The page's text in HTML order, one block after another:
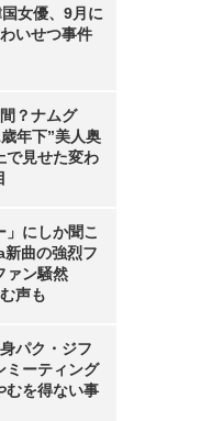
女優、9月に
いせつ事件
？ナムグ
年下”美人奥
で見せた変わ
」にしか聞こ
曲の強烈フ
ァン騒然
声も
パク・ジフ
ミーティング
むを得ない事